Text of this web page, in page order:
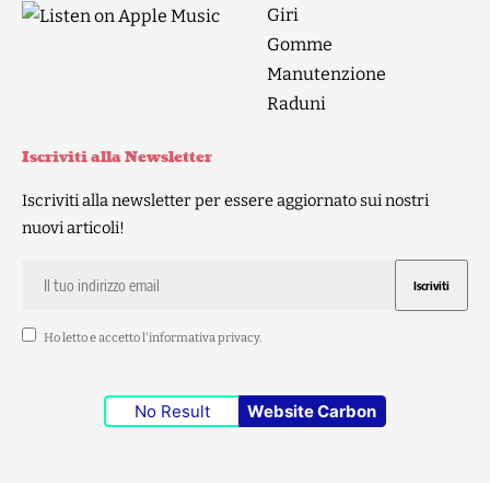
Giri
Gomme
Manutenzione
Raduni
Iscriviti alla Newsletter
Iscriviti alla newsletter per essere aggiornato sui nostri
nuovi articoli!
Ho letto e accetto l'informativa privacy.
No Result Website Carbon